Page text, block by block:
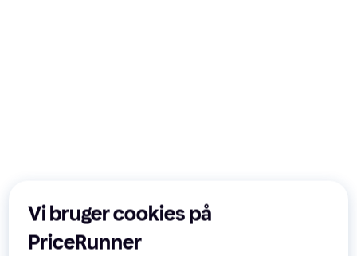
Vi bruger cookies på
PriceRunner